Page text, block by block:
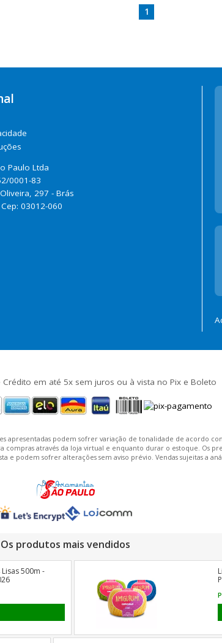
1
Paulo Ltda
0001-83
297 - Brás
03012-060
em até 5x sem juros ou à vista no Pix e Boleto
apresentadas podem sofrer variação de tonalidade de acordo
através da loja virtual e enquanto durar o estoque. Os
e podem sofrer alterações sem aviso prévio. Vendas sujeitas a